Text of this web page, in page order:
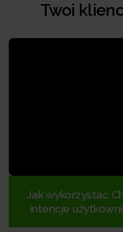
Twoi
Jak wykorzystać
intencje